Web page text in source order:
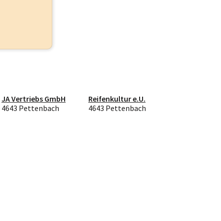
JA Vertriebs GmbH
4643 Pettenbach
Reifenkultur e.U.
4643 Pettenbach